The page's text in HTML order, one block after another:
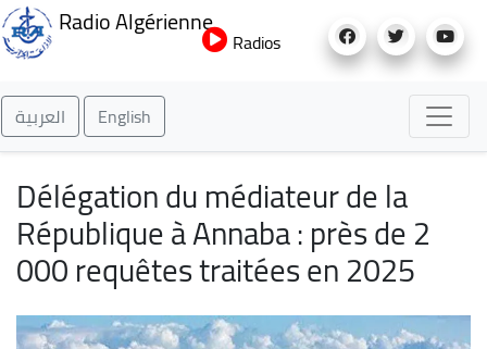
au
Radio Algérienne
Radios
العربية English
Délégation du médiateur de la
République à Annaba : près de 2
000 requêtes traitées en 2025